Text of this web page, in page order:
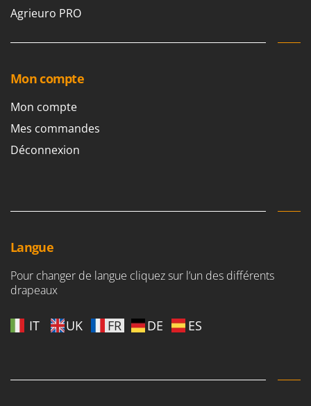
Sbaraglia
Simatech
Sirman
Skil
Spice Electronics
Spiralmac
Spyro
Stocker
Agrieuro PRO
Mon compte
Mon compte
Mes commandes
Déconnexion
Langue
Pour changer de langue cliquez sur l’un des différents
drapeaux
IT UK FR DE ES